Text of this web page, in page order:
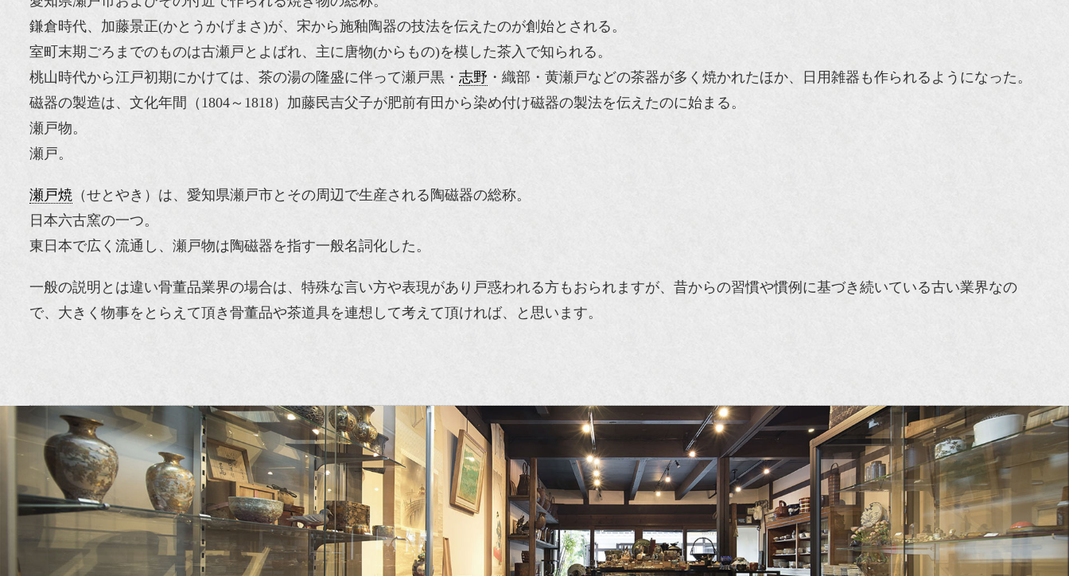
鎌倉時代、加藤景正(かとうかげまさ)が、宋から施釉陶器の技法を伝えたのが創始とされる。
室町末期ごろまでのものは古瀬戸とよばれ、主に唐物(からもの)を模した茶入で知られる。
桃山時代から江戸初期にかけては、茶の湯の隆盛に伴って瀬戸黒・ 志野 ・織部・黄瀬戸などの茶器が多く焼かれたほか、日用雑器も作られるようになった。
磁器の製造は、文化年間（1804～1818）加藤民吉父子が肥前有田から染め付け磁器の製法を伝えたのに始まる。
瀬戸物。
瀬戸。
瀬戸焼 （せとやき）は、愛知県瀬戸市とその周辺で生産される陶磁器の総称。
日本六古窯の一つ。
東日本で広く流通し、瀬戸物は陶磁器を指す一般名詞化した。
一般の説明とは違い骨董品業界の場合は、特殊な言い方や表現があり戸惑われる方もおられますが、昔からの習慣や慣例に基づき続いている古い業界なの
で、大きく物事をとらえて頂き骨董品や茶道具を連想して考えて頂ければ、と思います。